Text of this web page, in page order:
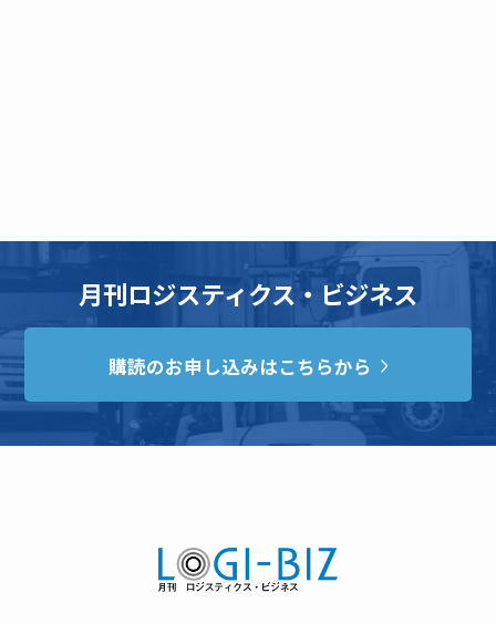
月刊ロジスティクス・ビジネス
購読のお申し込みはこちらから